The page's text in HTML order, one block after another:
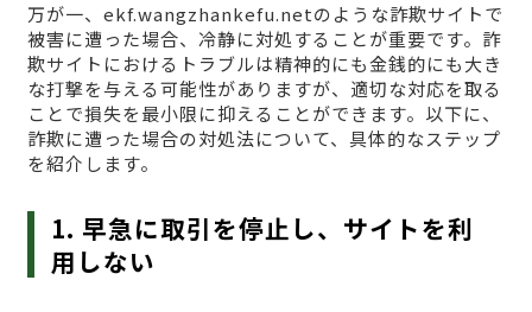
万が一、ekf.wangzhankefu.netのような詐欺サイトで
被害に遭った場合、冷静に対処することが重要です。詐
欺サイトにおけるトラブルは精神的にも金銭的にも大き
な打撃を与える可能性がありますが、適切な対応を取る
ことで損失を最小限に抑えることができます。以下に、
詐欺に遭った場合の対処法について、具体的なステップ
を紹介します。
1. 早急に取引を停止し、サイトを利
用しない